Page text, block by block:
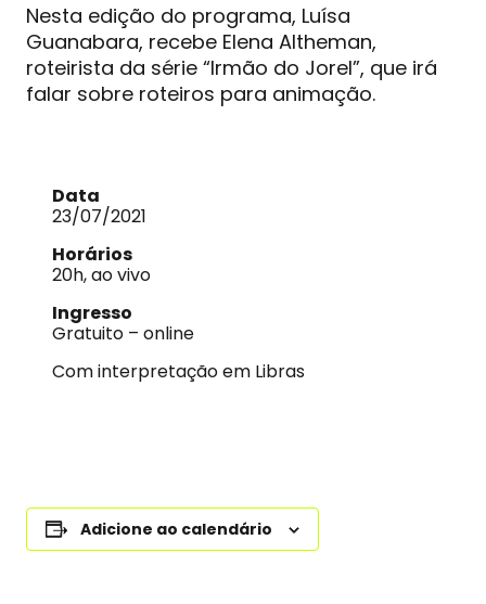
Nesta edição do programa, Luísa
Guanabara, recebe Elena Altheman,
roteirista da série “Irmão do Jorel”, que irá
falar sobre roteiros para animação.
Data
23/07/2021
Horários
20h, ao vivo
Ingresso
Gratuito – online
Com interpretação em Libras
Adicione ao calendário